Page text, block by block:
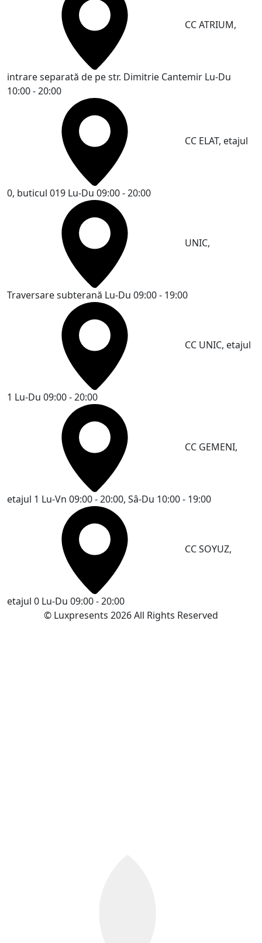
CC ATRIUM,
intrare separată de pe str. Dimitrie Cantemir Lu-Du
10:00 - 20:00
CC ELAT, etajul
0, buticul 019 Lu-Du 09:00 - 20:00
UNIC,
Traversare subterană Lu-Du 09:00 - 19:00
CC UNIC, etajul
1 Lu-Du 09:00 - 20:00
CC GEMENI,
etajul 1 Lu-Vn 09:00 - 20:00, Sâ-Du 10:00 - 19:00
CC SOYUZ,
etajul 0 Lu-Du 09:00 - 20:00
© Luxpresents 2026 All Rights Reserved